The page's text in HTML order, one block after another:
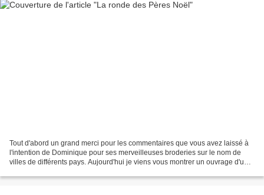
Tout d'abord un grand merci pour les commentaires que vous avez laissé à
l'intention de Dominique pour ses merveilleuses broderies sur le nom de
villes de différents pays. Aujourd'hui je viens vous montrer un ouvrage d'une